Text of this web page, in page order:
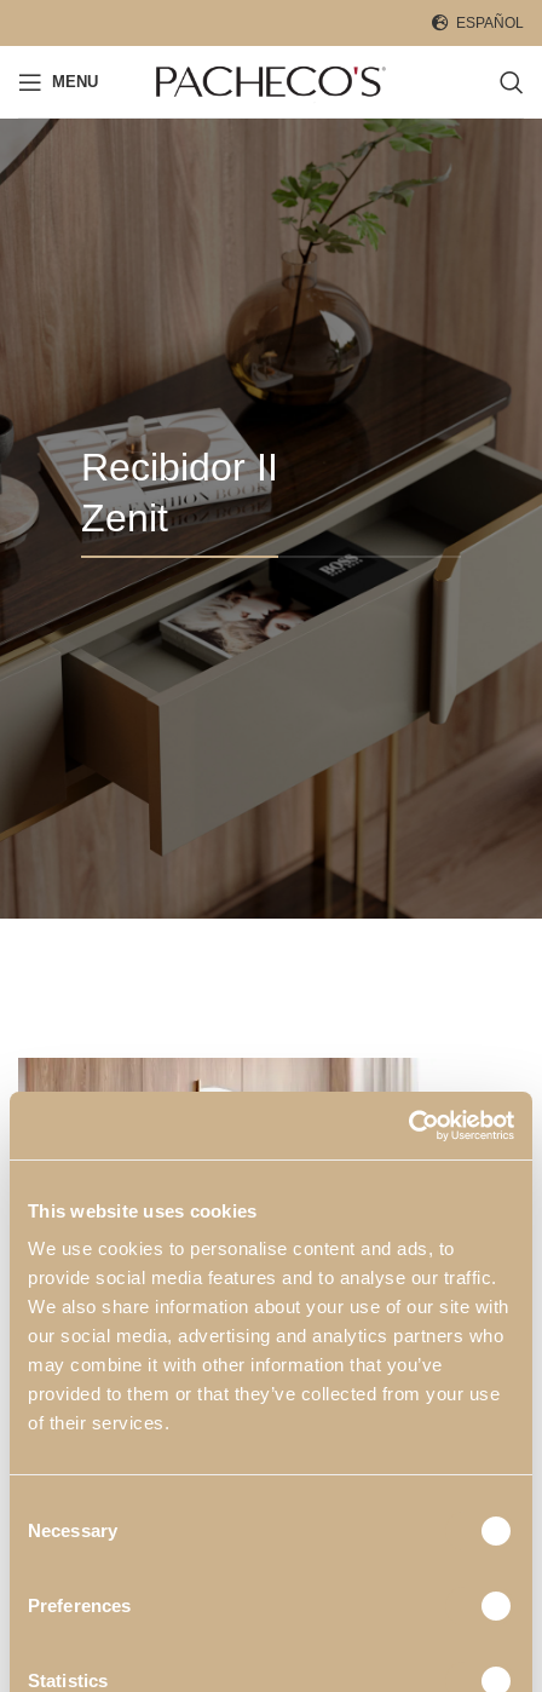
This website uses cookies
We use cookies to personalise content and ads, to
provide social media features and to analyse our traffic.
We also share information about your use of our site with
our social media, advertising and analytics partners who
may combine it with other information that you’ve
provided to them or that they’ve collected from your use
of their services.
Selection
Necessary
Preferences
Statistics
ESPAÑOL
MENU
Recibidor II
Zenit
un piso. Será una habitación de lujo para recibir a sus invitados.
su base de madera, a la que se añade un atrevido espejo y un